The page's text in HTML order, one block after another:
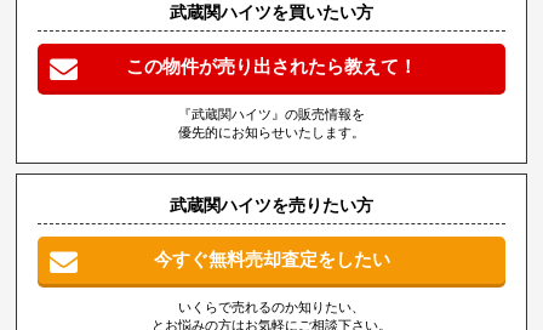
武蔵関ハイツを買いたい方
この物件が売り出されたら教えて！
『武蔵関ハイツ』の販売情報を
優先的にお知らせいたします。
武蔵関ハイツを売りたい方
今すぐ無料売却査定をしたい
いくらで売れるのか知りたい、
とお悩みの方はお気軽にご相談下さい。